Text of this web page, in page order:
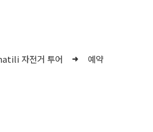
자전거 투어 예약